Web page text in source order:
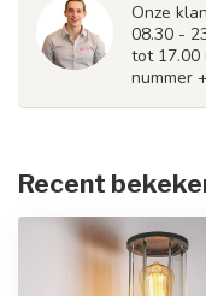
Onze
08.30 -
tot 17.00
nummer
Recent